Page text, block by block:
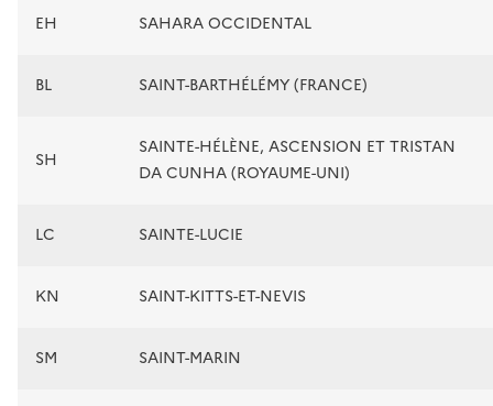
EH SAHARA OCCIDENTAL
BL SAINT-BARTHÉLÉMY (FRANCE)
SH
SAINTE-HÉLÈNE, ASCENSION ET TRISTAN
DA CUNHA (ROYAUME-UNI)
LC SAINTE-LUCIE
KN SAINT-KITTS-ET-NEVIS
SM SAINT-MARIN